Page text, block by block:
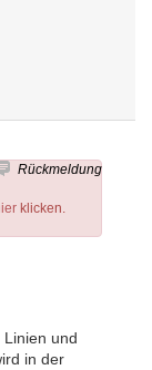
Rückmeldung
klicken.
Linien und
in der